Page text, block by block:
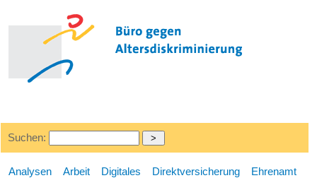
Suchen:
Analysen Arbeit Digitales Direktversicherung
Ehrenamt